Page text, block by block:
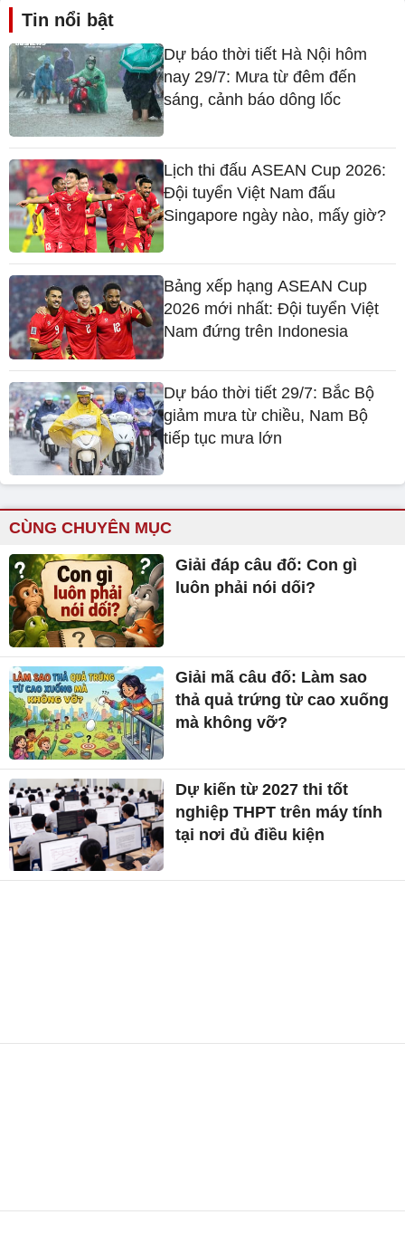
Tin nổi bật
Dự báo thời tiết Hà Nội hôm
nay 29/7: Mưa từ đêm đến
sáng, cảnh báo dông lốc
Lịch thi đấu ASEAN Cup 2026:
Đội tuyển Việt Nam đấu
Singapore ngày nào, mấy giờ?
Bảng xếp hạng ASEAN Cup
2026 mới nhất: Đội tuyển Việt
Nam đứng trên Indonesia
Dự báo thời tiết 29/7: Bắc Bộ
giảm mưa từ chiều, Nam Bộ
tiếp tục mưa lớn
CÙNG CHUYÊN MỤC
Giải đáp câu đố: Con gì
luôn phải nói dối?
Giải mã câu đố: Làm sao
thả quả trứng từ cao xuống
mà không vỡ?
Dự kiến từ 2027 thi tốt
nghiệp THPT trên máy tính
tại nơi đủ điều kiện